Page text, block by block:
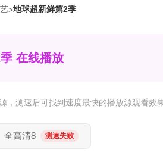
>地球超新鲜第2季
在线播放
，测速后可找到速度最快的播放源观看效
全高清8 测速失败